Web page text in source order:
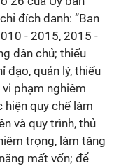
đích danh: “Ban
- 2015, 2015 -
dân chủ; thiếu
đạo, quản lý, thiếu
phạm nghiêm
quy chế làm
và quy trình, thủ
trọng, làm tăng
mất vốn; để